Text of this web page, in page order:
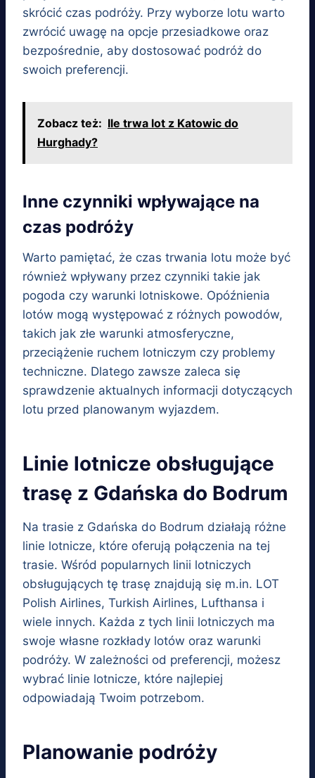
skrócić czas podróży. Przy wyborze lotu warto
zwrócić uwagę na opcje przesiadkowe oraz
bezpośrednie, aby dostosować podróż do
swoich preferencji.
Zobacz też: Ile trwa lot z Katowic do
Hurghady?
Inne czynniki wpływające na
czas podróży
Warto pamiętać, że czas trwania lotu może być
również wpływany przez czynniki takie jak
pogoda czy warunki lotniskowe. Opóźnienia
lotów mogą występować z różnych powodów,
takich jak złe warunki atmosferyczne,
przeciążenie ruchem lotniczym czy problemy
techniczne. Dlatego zawsze zaleca się
sprawdzenie aktualnych informacji dotyczących
lotu przed planowanym wyjazdem.
Linie lotnicze obsługujące
trasę z Gdańska do Bodrum
Na trasie z Gdańska do Bodrum działają różne
linie lotnicze, które oferują połączenia na tej
trasie. Wśród popularnych linii lotniczych
obsługujących tę trasę znajdują się m.in. LOT
Polish Airlines, Turkish Airlines, Lufthansa i
wiele innych. Każda z tych linii lotniczych ma
swoje własne rozkłady lotów oraz warunki
podróży. W zależności od preferencji, możesz
wybrać linie lotnicze, które najlepiej
odpowiadają Twoim potrzebom.
Planowanie podróży